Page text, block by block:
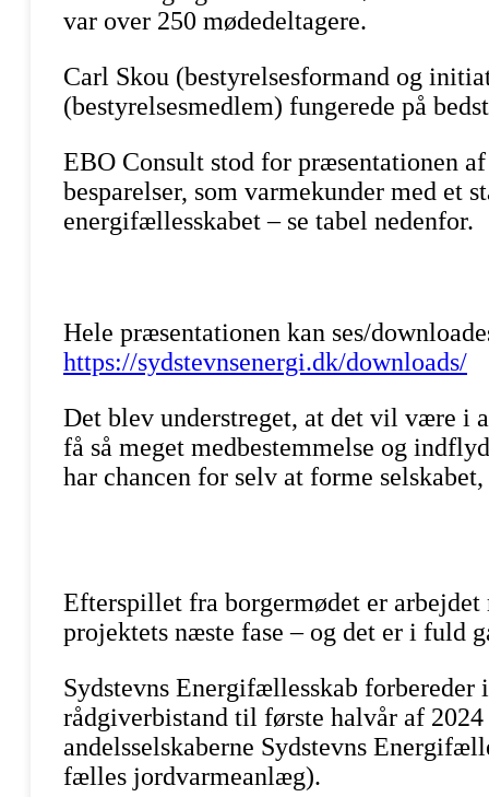
var over 250 mødedeltagere.
Carl Skou (bestyrelsesformand og
(bestyrelsesmedlem) fungerede på
EBO Consult stod for præsentationen
besparelser, som varmekunder med et
energifællesskabet – se tabel nedenfor.
Hele præsentationen kan ses/
https://sydstevnsenergi.dk/downloads/
Det blev understreget, at det vil være i
få så meget medbestemmelse og
har chancen for selv at forme
Efterspillet fra borgermødet er
projektets næste fase – og det er i fuld
Sydstevns Energifællesskab
rådgiverbistand til første halvår af
andelsselskaberne Sydstevns
fælles jordvarmeanlæg).